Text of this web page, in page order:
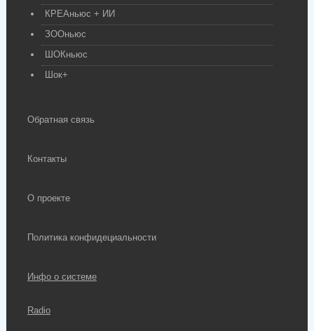
КРЕАньюс + ИИ
ЗООньюс
ШОКньюс
Шок+
Обратная связь
Контакты
О проекте
Политика конфидециальности
Инфо о системе
Radio